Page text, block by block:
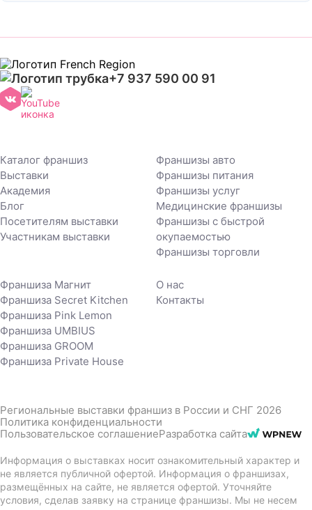
+7 937 590 00 91
Каталог франшиз
Выставки
Академия
Блог
Посетителям выставки
Участникам выставки
Франшизы авто
Франшизы питания
Франшизы услуг
Медицинские франшизы
Франшизы с быстрой
окупаемостью
Франшизы торговли
Франшиза Магнит
Франшиза Secret Kitchen
Франшиза Pink Lemon
Франшиза UMBIUS
Франшиза GROOM
Франшиза Private House
О нас
Контакты
Региональные выставки франшиз в России и СНГ 2026
Политика конфиденциальности
Пользовательское соглашениеРазработка сайта
Информация о выставках носит ознакомительный характер и
не является публичной офертой. Информация о франшизах,
размещённых на сайте, не является офертой. Уточняйте
условия, сделав заявку на странице франшизы. Мы не несем